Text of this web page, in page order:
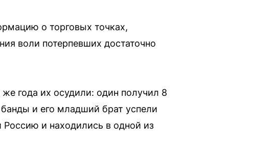
о торговых точках,
воли потерпевших достаточно
года их осудили: один получил 8
и его младший брат успели
и находились в одной из